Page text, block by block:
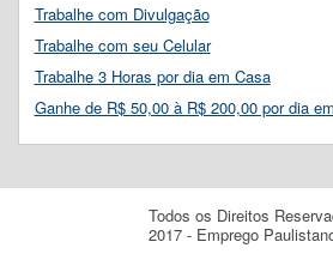
Trabalhe com Divulgação
Trabalhe com seu Celular
Trabalhe 3 Horas por dia em Casa
Ganhe de R$ 50,00 à R$ 200,00 por dia
Todos os Direitos
2017 - Emprego